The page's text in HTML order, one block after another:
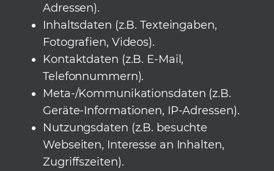
Adressen).
Inhaltsdaten (z.B. Texteingaben,
Fotografien, Videos).
Kontaktdaten (z.B. E-Mail,
Telefonnummern).
Meta-/Kommunikationsdaten (z.B.
Geräte-Informationen, IP-Adressen).
Nutzungsdaten (z.B. besuchte
Webseiten, Interesse an Inhalten,
Zugriffszeiten).